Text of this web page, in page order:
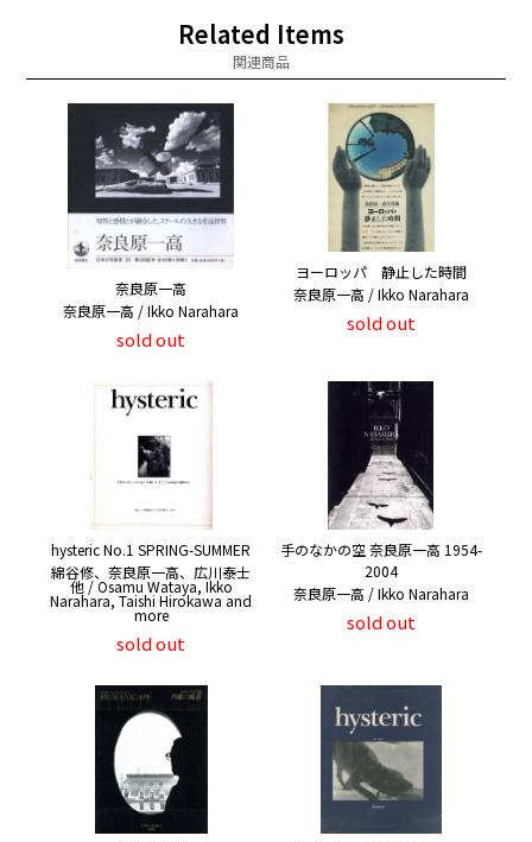
Related Items
関連商品
奈良原一高
奈良原一高 / Ikko Narahara
sold out
ヨーロッパ 静止した時間
奈良原一高 / Ikko Narahara
sold out
hysteric No.1 SPRING-SUMMER
綿谷修、奈良原一高、広川泰士
他 / Osamu Wataya, Ikko
Narahara, Taishi Hirokawa and
more
sold out
手のなかの空 奈良原一高 1954-
2004
奈良原一高 / Ikko Narahara
sold out